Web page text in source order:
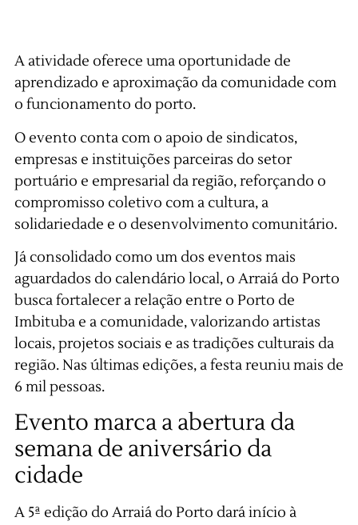
A atividade oferece uma oportunidade de
aprendizado e aproximação da comunidade com
o funcionamento do porto.
O evento conta com o apoio de sindicatos,
empresas e instituições parceiras do setor
portuário e empresarial da região, reforçando o
compromisso coletivo com a cultura, a
solidariedade e o desenvolvimento comunitário.
Já consolidado como um dos eventos mais
aguardados do calendário local, o Arraiá do Porto
busca fortalecer a relação entre o Porto de
Imbituba e a comunidade, valorizando artistas
locais, projetos sociais e as tradições culturais da
região. Nas últimas edições, a festa reuniu mais de
6 mil pessoas.
Evento marca a abertura da
semana de aniversário da
cidade
A 5ª edição do Arraiá do Porto dará início à